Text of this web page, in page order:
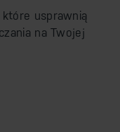
usprawnią
na Twojej